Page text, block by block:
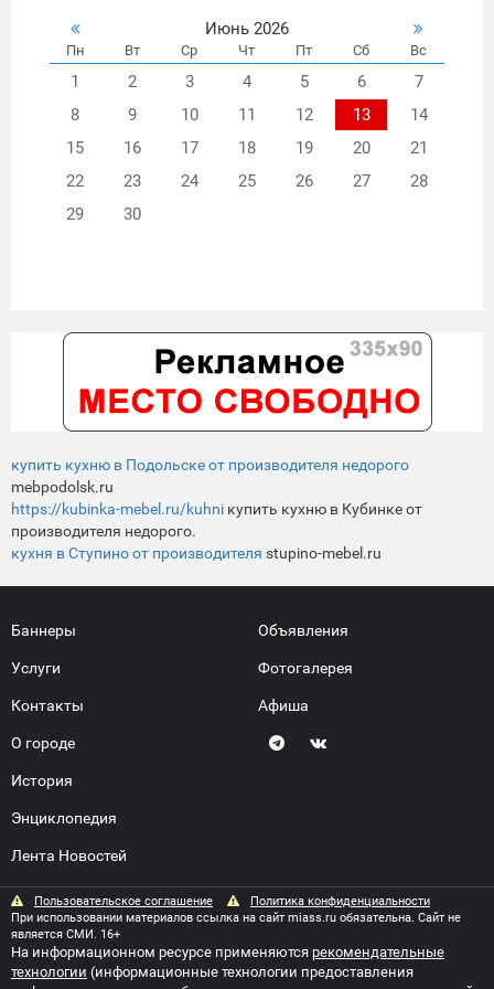
Июнь 2026
Пн Вт Ср Чт Пт Сб Вс
1 2 3 4 5 6
7
8
9 10 11 12 13
14
15
16 17 18 19 20
21
22
23 24 25 26 27
28
29
30
купить кухню в Подольске от производителя недорого
mebpodolsk.ru
https://kubinka-mebel.ru/kuhni купить кухню в Кубинке от
производителя недорого.
кухня в Ступино от производителя stupino-mebel.ru
Баннеры
Услуги
Контакты
О городе
История
Энциклопедия
Лента Новостей
Объявления
Фотогалерея
Афиша
Пользовательское соглашение
Политика конфиденциальности
При использовании материалов ссылка на сайт miass.ru обязательна. Сайт не
является СМИ. 16+
На информационном ресурсе применяются рекомендательные
технологии (информационные технологии предоставления